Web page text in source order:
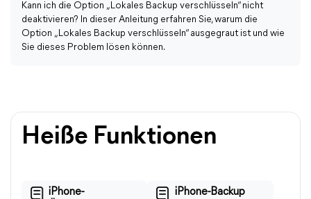
Kann ich die Option „Lokales Backup verschlüsseln“ nicht
deaktivieren? In dieser Anleitung erfahren Sie, warum die
Option „Lokales Backup verschlüsseln“ ausgegraut ist und wie
Sie dieses Problem lösen können.
Heiße Funktionen
iPhone-
iPhone-Backup